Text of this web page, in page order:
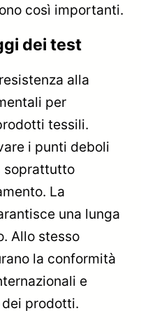
così importanti.
dei test
alla
per
tessili.
i punti deboli
soprattutto
La
una lunga
Allo stesso
la conformità
e
dei prodotti.